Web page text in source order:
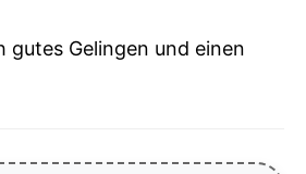
gutes Gelingen und einen